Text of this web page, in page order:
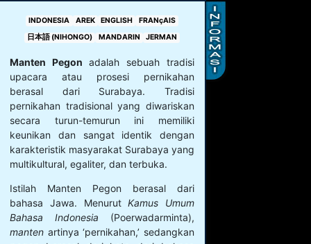
INDONESIA AREK ENGLISH
FRANçAIS
日本語 (NIHONGO)
MANDARIN JERMAN
Manten Pegon adalah sebuah tradisi
upacara atau prosesi pernikahan
berasal dari Surabaya. Tradisi
pernikahan tradisional yang diwariskan
secara turun-temurun ini memiliki
keunikan dan sangat identik dengan
karakteristik masyarakat Surabaya yang
multikultural, egaliter, dan terbuka.
Istilah Manten Pegon berasal dari
bahasa Jawa. MenurutKamus Umum
Bahasa Indonesia (Poerwadarminta),
manten artinya ‘pernikahan,’ sedangkan